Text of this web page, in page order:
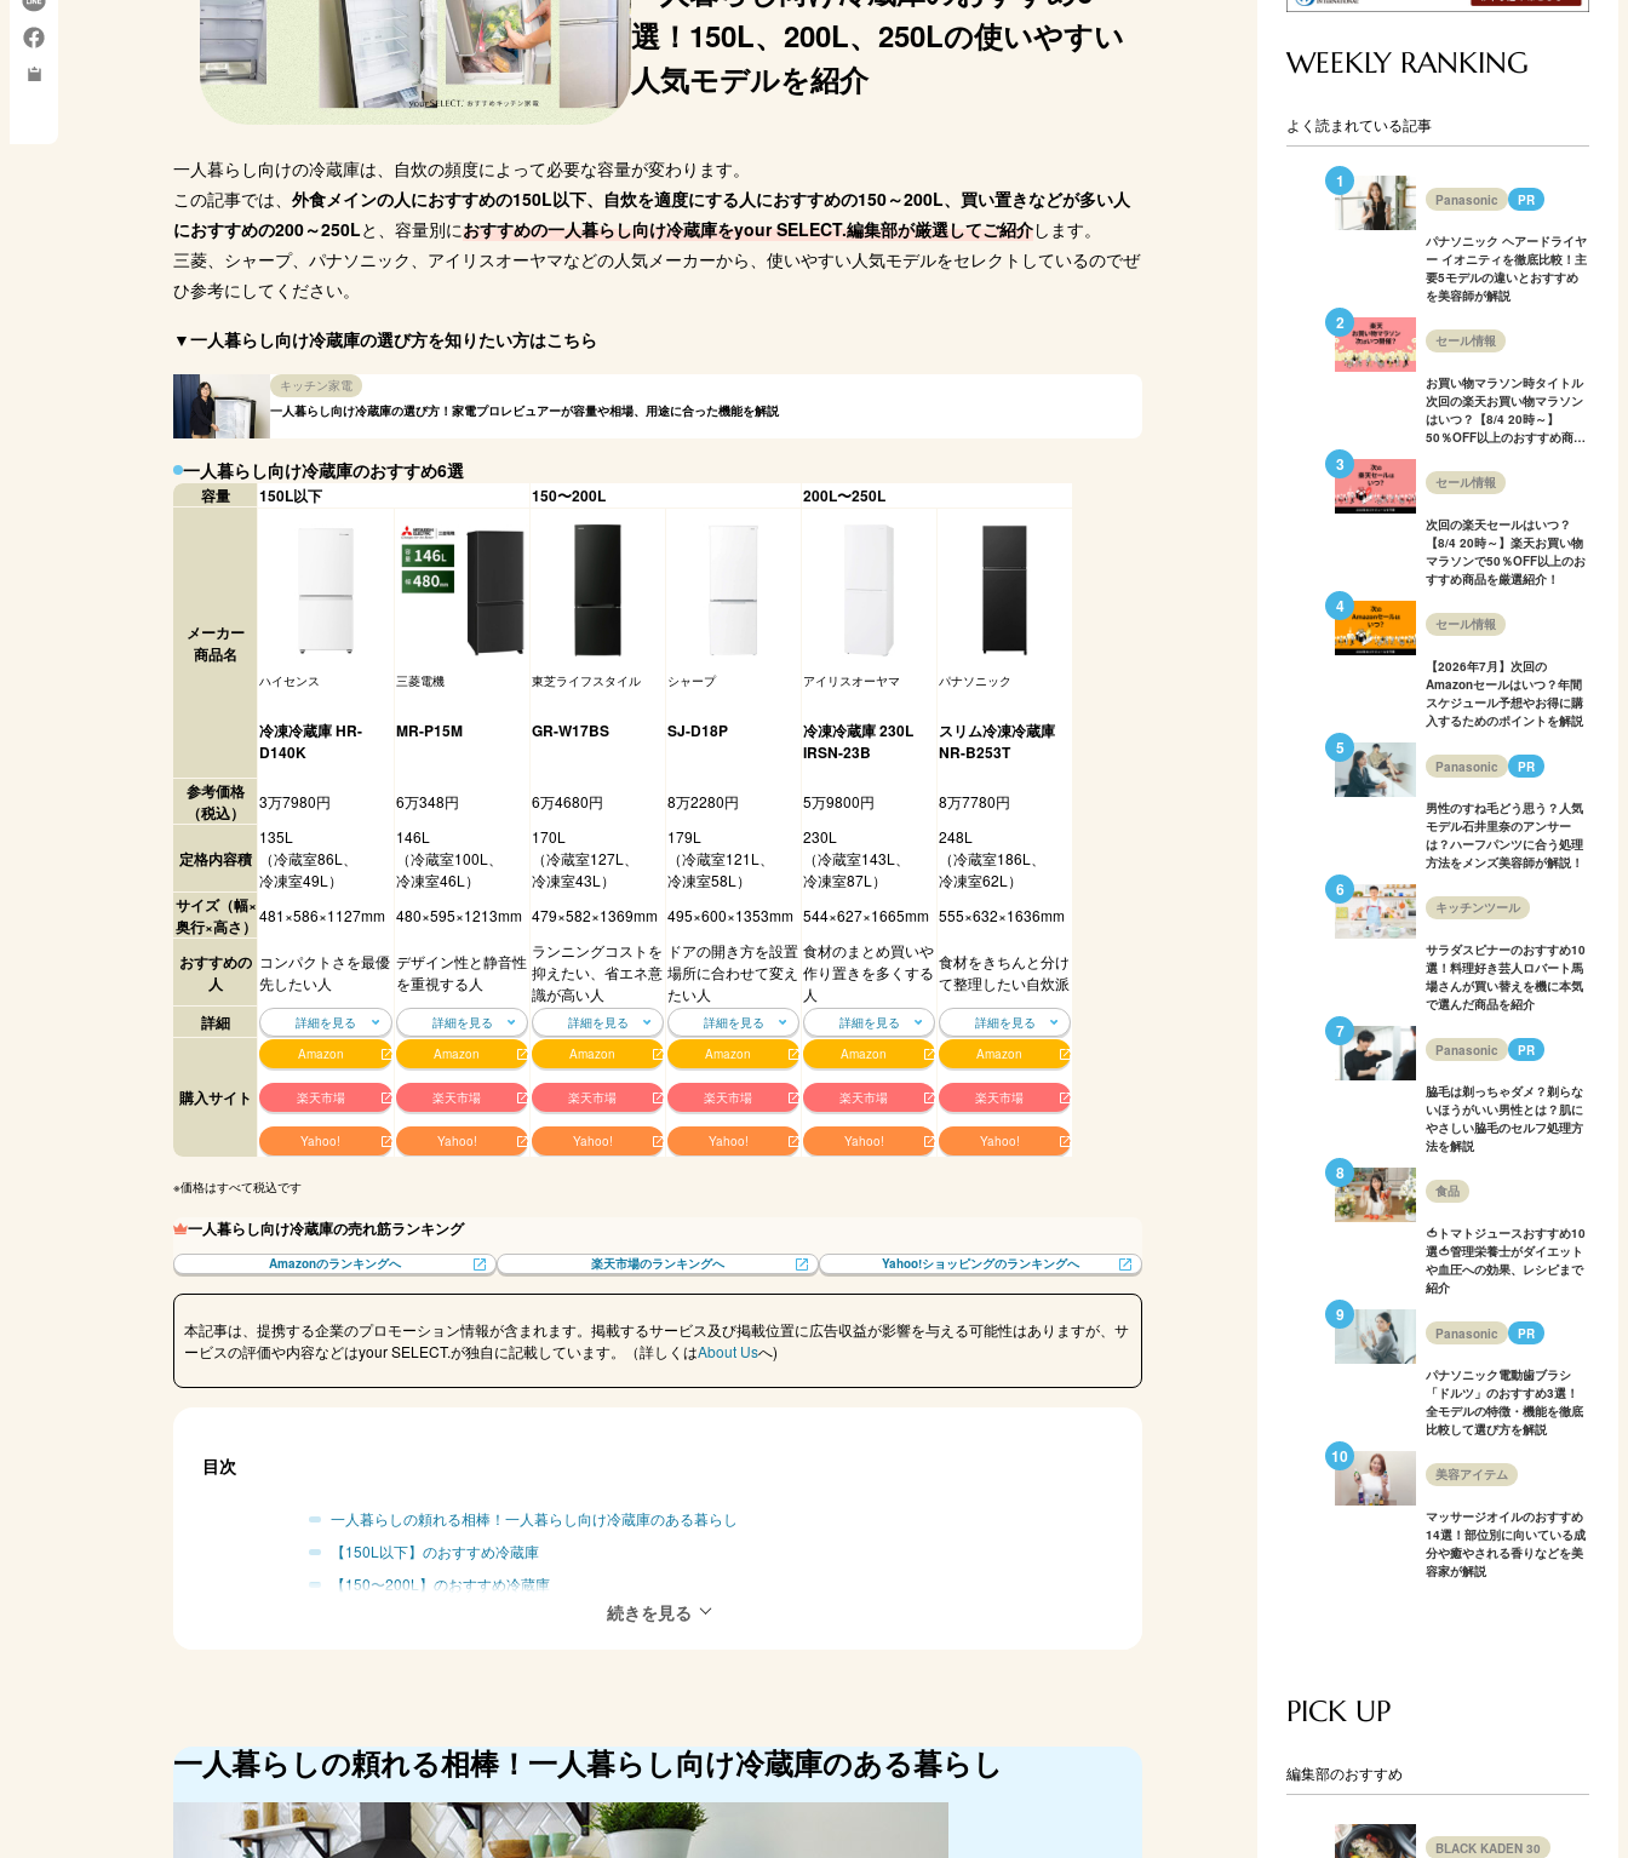
選！150L、200L、250Lの使いやすい
人気モデルを紹介
一人暮らし向けの冷蔵庫は、自炊の頻度によって必要な容量が変わります。
この記事では、 外食メインの人におすすめの150L以下、自炊を適度にする人におすすめの150～200L、買い置きなどが多い人
におすすめの200～250Lと、容量別におすすめの一人暮らし向け冷蔵庫をyour SELECT.編集部が厳選してご紹介します。
三菱、シャープ、パナソニック、アイリスオーヤマなどの人気メーカーから、使いやすい人気モデルをセレクトしているのでぜ
ひ参考にしてください。
▼一人暮らし向け冷蔵庫の選び方を知りたい方はこちら
キッチン家電
一人暮らし向け冷蔵庫の選び方！家電プロレビュアーが容量や相場、用途に合った機能を解説
一人暮らし向け冷蔵庫のおすすめ6選
容量 150L以下 150〜200L 200L〜250L
メーカー
商品名
ハイセンス 三菱電機 東芝ライフスタイル シャープ アイリスオーヤマ パナソニック
冷凍冷蔵庫 HR-
D140K
MR-P15M GR-W17BS SJ-D18P
冷凍冷蔵庫 230L
IRSN-23B
スリム冷凍冷蔵庫
NR-B253T
参考価格
（税込）
3万7980円 6万348円 6万4680円 8万2280円 5万9800円 8万7780円
定格内容積
135L
（冷蔵室86L、
冷凍室49L）
146L
（冷蔵室100L、
冷凍室46L）
170L
（冷蔵室127L、
冷凍室43L）
179L
（冷蔵室121L、
冷凍室58L）
230L
（冷蔵室143L、
冷凍室87L）
248L
（冷蔵室186L、
冷凍室62L）
サイズ（幅×
奥行×高さ）
481×586×1127mm 480×595×1213mm 479×582×1369mm 495×600×1353mm 544×627×1665mm 555×632×1636mm
おすすめの
人
コンパクトさを最優
先したい人
デザイン性と静音性
を重視する人
ランニングコストを
抑えたい、省エネ意
識が高い人
ドアの開き方を設置
場所に合わせて変え
たい人
食材のまとめ買いや
作り置きを多くする
人
食材をきちんと分け
て整理したい自炊派
詳細 詳細を見る 詳細を見る 詳細を見る 詳細を見る 詳細を見る 詳細を見る
購入サイト
Amazon
楽天市場
Yahoo!
Amazon
楽天市場
Yahoo!
Amazon
楽天市場
Yahoo!
Amazon
楽天市場
Yahoo!
Amazon
楽天市場
Yahoo!
Amazon
楽天市場
Yahoo!
※価格はすべて税込です
一人暮らし向け冷蔵庫の売れ筋ランキング
Amazonのランキングへ 楽天市場のランキングへ Yahoo!ショッピングのランキングへ
本記事は、提携する企業のプロモーション情報が含まれます。掲載するサービス及び掲載位置に広告収益が影響を与える可能性はありますが、サ
ービスの評価や内容などはyour SELECT.が独自に記載しています。（詳しくはAbout Usへ)
目次
一人暮らしの頼れる相棒！一人暮らし向け冷蔵庫のある暮らし
【150L以下】のおすすめ冷蔵庫
【150〜200L】のおすすめ冷蔵庫
一人暮らしの頼れる相棒！一人暮らし向け冷蔵庫のある暮らし
WEEKLY RANKING
よく読まれている記事
Panasonic PR
パナソニック ヘアードライヤ
ー イオニティを徹底比較！主
要5モデルの違いとおすすめ
を美容師が解説
セール情報
お買い物マラソン時タイトル
次回の楽天お買い物マラソン
はいつ？【8/4 20時～】
50％OFF以上のおすすめ商品
セール情報
次回の楽天セールはいつ？
【8/4 20時～】楽天お買い物
マラソンで50％OFF以上のお
すすめ商品を厳選紹介！
セール情報
【2026年7月】次回の
Amazonセールはいつ？年間
スケジュール予想やお得に購
入するためのポイントを解説
Panasonic PR
男性のすね毛どう思う？人気
モデル石井里奈のアンサー
は？ハーフパンツに合う処理
方法をメンズ美容師が解説！
キッチンツール
サラダスピナーのおすすめ10
選！料理好き芸人ロバート馬
場さんが買い替えを機に本気
で選んだ商品を紹介
Panasonic PR
脇毛は剃っちゃダメ？剃らな
いほうがいい男性とは？肌に
やさしい脇毛のセルフ処理方
法を解説
食品
🍅トマトジュースおすすめ10
選🍅管理栄養士がダイエット
や血圧への効果、レシピまで
紹介
Panasonic PR
パナソニック電動歯ブラシ
「ドルツ」のおすすめ3選！
全モデルの特徴・機能を徹底
比較して選び方を解説
美容アイテム
マッサージオイルのおすすめ
14選！部位別に向いている成
分や癒やされる香りなどを美
容家が解説
PICK UP
編集部のおすすめ
BLACK KADEN 30
人
を重視する人
抑えたい、省エネ意
識が高い人
場所に合わせて変え
たい人
作り置きを多くする
人
て整理したい自炊派
Amazon Amazon
楽天市場
Amazon
楽天市場
Amazon Amazon